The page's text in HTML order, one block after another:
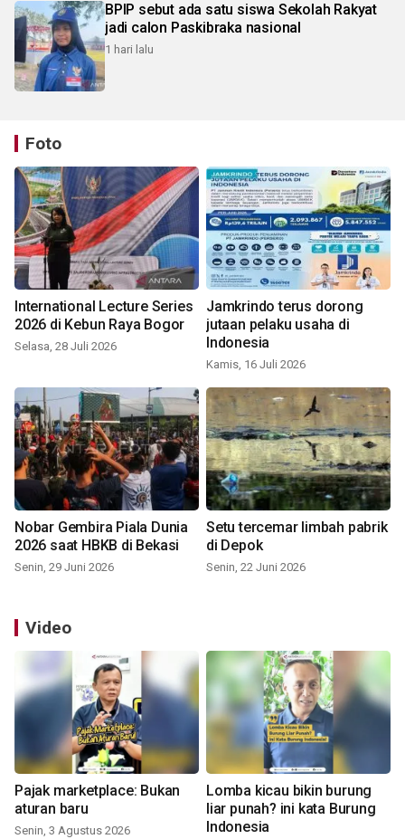
BPIP sebut ada satu siswa Sekolah Rakyat
jadi calon Paskibraka nasional
1 hari lalu
Foto
International Lecture Series
2026 di Kebun Raya Bogor
Selasa, 28 Juli 2026
Jamkrindo terus dorong
jutaan pelaku usaha di
Indonesia
Kamis, 16 Juli 2026
Nobar Gembira Piala Dunia
2026 saat HBKB di Bekasi
Senin, 29 Juni 2026
Setu tercemar limbah pabrik
di Depok
Senin, 22 Juni 2026
Video
Pajak marketplace: Bukan
aturan baru
Senin, 3 Agustus 2026
Lomba kicau bikin burung
liar punah? ini kata Burung
Indonesia